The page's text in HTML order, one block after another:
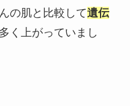
の肌と比較して遺伝
く上がっていまし